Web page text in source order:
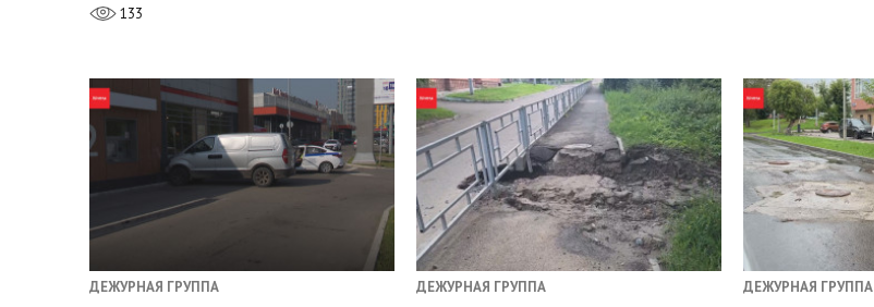
133
ДЕЖУРНАЯ ГРУППА ДЕЖУРНАЯ ГРУППА ДЕЖУРНАЯ ГРУППА